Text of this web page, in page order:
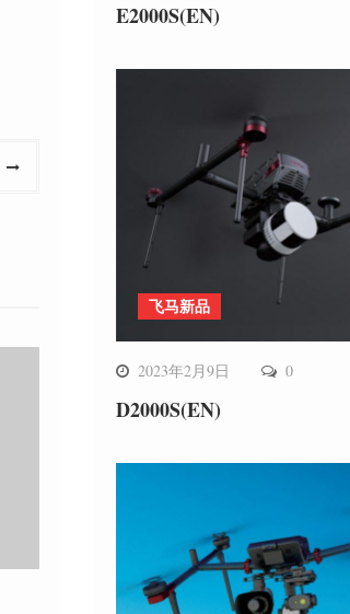
E2000S(EN)
飞马新品
2023年2月9日 0
D2000S(EN)